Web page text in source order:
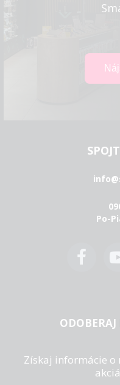
Po-
Získaj informácie o